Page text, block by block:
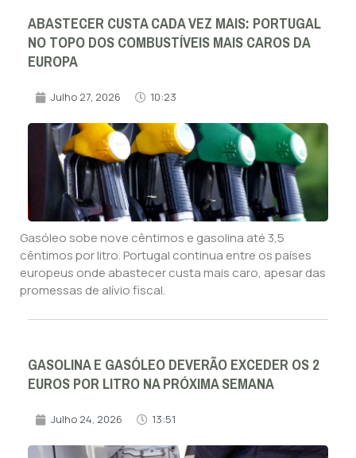
ABASTECER CUSTA CADA VEZ MAIS: PORTUGAL
NO TOPO DOS COMBUSTÍVEIS MAIS CAROS DA
EUROPA
Julho 27, 2026 10:23
Gasóleo sobe nove cêntimos e gasolina até 3,5
cêntimos por litro. Portugal continua entre os países
europeus onde abastecer custa mais caro, apesar das
promessas de alívio fiscal.
GASOLINA E GASÓLEO DEVERÃO EXCEDER OS 2
EUROS POR LITRO NA PRÓXIMA SEMANA
Julho 24, 2026 13:51